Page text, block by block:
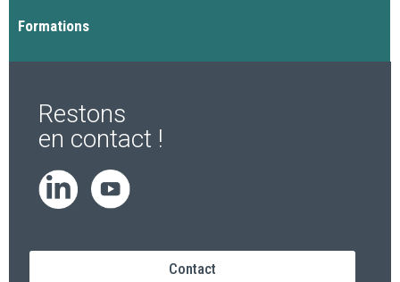
Formations
Restons
en contact !
Contact